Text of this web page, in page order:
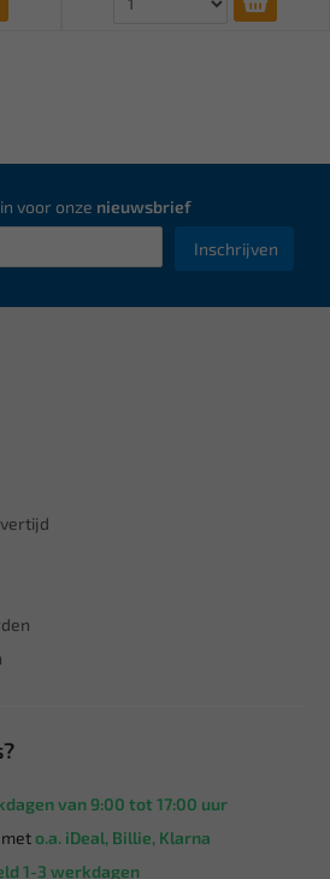
voor onze nieuwsbrief
Inschrijven
van 9:00 tot 17:00 uur
o.a. iDeal, Billie, Klarna
1-3 werkdagen